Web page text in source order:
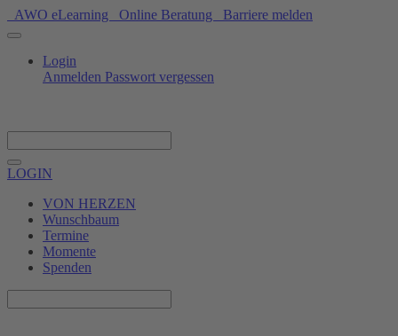
AWO eLearning Online Beratung Barriere melden
Login
Anmelden Passwort vergessen
LOGIN
VON HERZEN
Wunschbaum
Termine
Momente
Spenden
❄
❄
❄